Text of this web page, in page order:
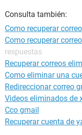
Consulta también:
Como recuperar
Como recuperar
respuestas
Recuperar correos
Como eliminar una
Redireccionar correo
Videos eliminados de
Cco gmail
Recuperar cuenta de